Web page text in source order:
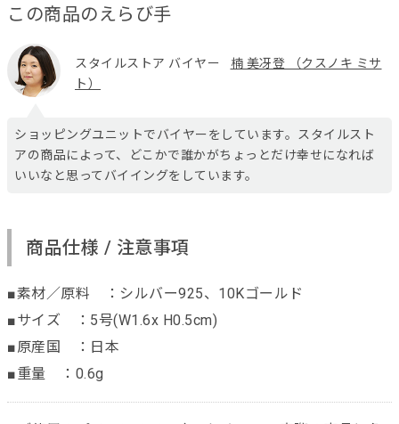
この商品のえらび手
スタイルストア バイヤー
楠 美冴登 （クスノキ ミサ
ト）
ショッピングユニットでバイヤーをしています。スタイルスト
アの商品によって、どこかで誰かがちょっとだけ幸せになれば
いいなと思ってバイイングをしています。
商品仕様 / 注意事項
■素材／原料 ：シルバー925、10Kゴールド
■サイズ ：5号(W1.6x H0.5cm)
■原産国 ：日本
■重量 ：0.6g